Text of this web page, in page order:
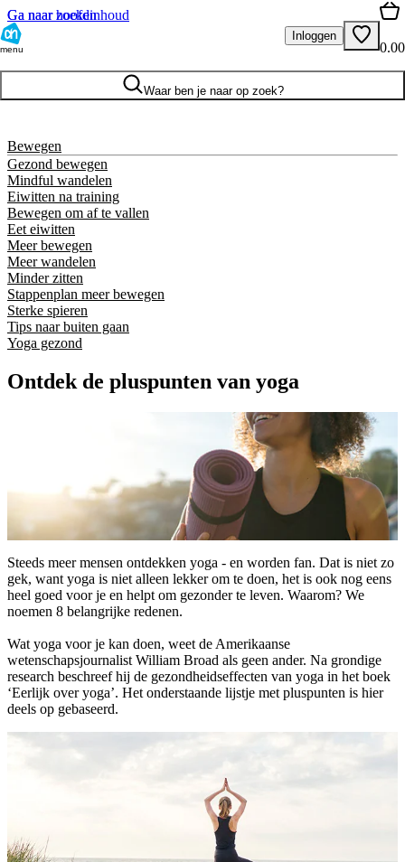
Ga naar hoofdinhoud
Ga naar zoeken
menu
Inloggen
0.00
Waar ben je naar op zoek?
Bewegen
Gezond bewegen
Mindful wandelen
Eiwitten na training
Bewegen om af te vallen
Eet eiwitten
Meer bewegen
Meer wandelen
Minder zitten
Stappenplan meer bewegen
Sterke spieren
Tips naar buiten gaan
Yoga gezond
Ontdek de pluspunten van yoga
Steeds meer mensen ontdekken yoga - en worden fan. Dat is niet zo
gek, want yoga is niet alleen lekker om te doen, het is ook nog eens
heel goed voor je en helpt om gezonder te leven. Waarom? We
noemen 8 belangrijke redenen.
Wat yoga voor je kan doen, weet de Amerikaanse
wetenschapsjournalist William Broad als geen ander. Na grondige
research beschreef hij de gezondheidseffecten van yoga in het boek
‘Eerlijk over yoga’. Het onderstaande lijstje met pluspunten is hier
deels op gebaseerd.